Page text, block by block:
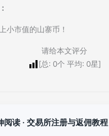
小市值的山寨币！
请给本文评分
[总: 0个 平均: 0星]
读 · 交易所注册与返佣教程